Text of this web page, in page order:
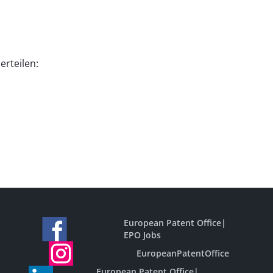
European Patent Office|
EPO Jobs
EuropeanPatentOffice